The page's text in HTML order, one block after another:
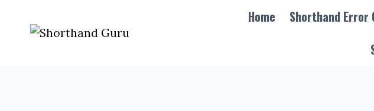
Home Shorthand Error